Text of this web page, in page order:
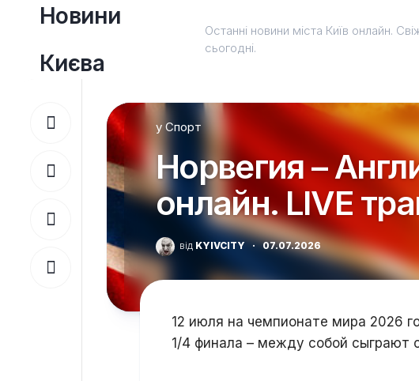
ПерейтиНовини
Києва
Останні новини міста Київ онлайн.
сьогодні.
у Спорт
Норвегия –
онлайн. LIVE
від KYIVCITY · 07.07.2026
12 июля на чемпионате мира 2026
1/4 финала – между собой сыграют